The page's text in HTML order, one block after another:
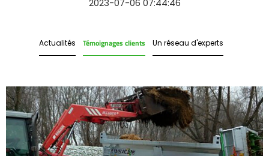
UNIVERS JOSKIN
Deutsch
Español
Polski
2023-07-06 07:44:46
Actualités Témoignages clients Un réseau d'experts